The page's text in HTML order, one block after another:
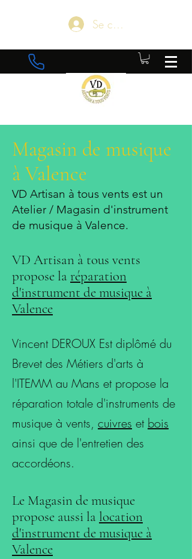
Se connecter
Magasin de musique
à Valence
VD Artisan à tous vents est un
Atelier / Magasin d'instrument
de musique à Valence.
VD Artisan à tous vents
propose laréparation
d'instrument de musique à
Valence
Vincent DEROUX Est diplômé du
Brevet des Métiers d'arts à
l'ITEMM au Mans et propose la
réparation totale d'instruments de
musique à vents, cuivres et bois
ainsi que de l'entretien des
accordéons.
Le Magasin de musique
propose aussi lalocation
d'instrument de musique à
Valence